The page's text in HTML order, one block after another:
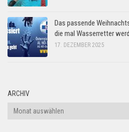
Das passende
die mal Wasserretter
17. DEZEMBER 2025
ARCHIV
Archiv